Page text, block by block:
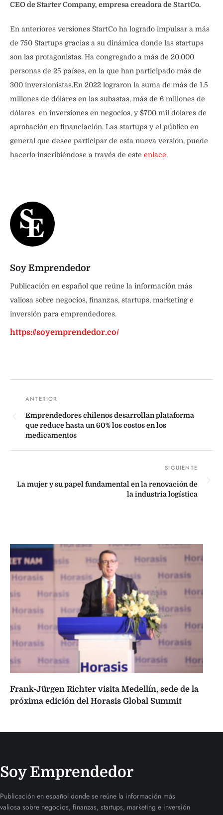
CEO de Starter Company, empresa creadora de StartCo.
En anteriores versiones StartCo ha logrado impulsar a más
de 750 Startups gracias a su dinámica donde las startups
son las protagonistas. Ha congregado a más de 20.000
personas de 25 países, en la que han participado más de
300 inversionistas.En 2022 lograron la suma de más de 1.5
millones de dólares en las subastas, más de 6 millones de
dólares en inversiones en negocios, y $700 mil dólares de
aprobación en financiación. Las startups y el público en
general que desee participar de esta nueva versión, puede
hacerlo inscribiéndose a través de este enlace.
Soy Emprendedor
Publicación en español que reúne la información más
valiosa sobre negocios, finanzas, startups, marketing e
inversión para emprendedores.
https://soyemprendedor.co/
Emprendedores chilenos desarrollan plataforma
que reduce hasta un 60% los costos en los
medicamentos
La mujer y su papel fundamental en la renovación de
la industria logística
Frank-Jürgen Richter visita Medellín, sede de la
próxima edición del Horasis Global Summit
Soy Emprendedor
Publicación en español donde se reúne la información más
valiosa sobre negocios, finanzas, startups, marketing e inversión